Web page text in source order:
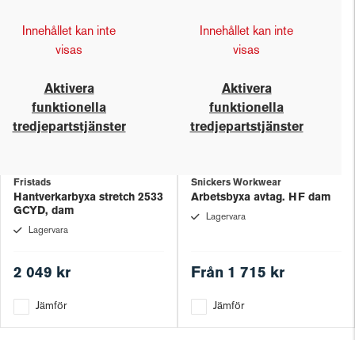
Innehållet kan inte
visas
Aktivera
funktionella
tredjepartstjänster
Fristads
Hantverkarbyxa stretch 2533
GCYD, dam
Lagervara
2 049 kr
Jämför
Innehållet kan inte
visas
Aktivera
funktionella
tredjepartstjänster
Snickers Workwear
Arbetsbyxa avtag. HF dam
Lagervara
Från 1 715 kr
Jämför